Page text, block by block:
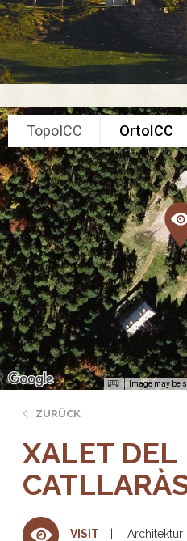
TopoICC OrtoICC
Image may be
ZURÜCK
XALET DEL
VISIT Architektur